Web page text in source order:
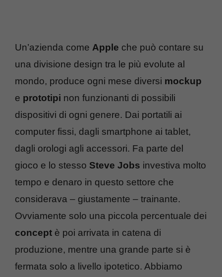
Un’azienda come Apple che può contare su
una divisione design tra le più evolute al
mondo, produce ogni mese diversi mockup
e prototipi non funzionanti di possibili
dispositivi di ogni genere. Dai portatili ai
computer fissi, dagli smartphone ai tablet,
dagli orologi agli accessori. Fa parte del
gioco e lo stesso Steve Jobs investiva molto
tempo e denaro in questo settore che
considerava – giustamente – trainante.
Ovviamente solo una piccola percentuale dei
concept è poi arrivata in catena di
produzione, mentre una grande parte si è
fermata solo a livello ipotetico. Abbiamo